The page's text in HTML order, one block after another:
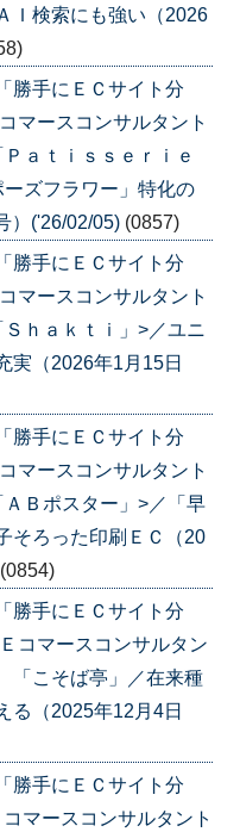
Ｉ検索にも強い（2026
勝手にＥＣサイト分
マースコンサルタント
ａｔｉｓｓｅｒｉｅ
ズフラワー」特化の
）('26/02/05) (0857)
勝手にＥＣサイト分
マースコンサルタント
ｈａｋｔｉ」>／ユニ
実（2026年1月15日
勝手にＥＣサイト分
マースコンサルタント
Ｂポスター」>／「早
そろった印刷ＥＣ（20
(0854)
勝手にＥＣサイト分
マースコンサルタン
こそば亭」／在来種
る（2025年12月4日
勝手にＥＣサイト分
マースコンサルタント